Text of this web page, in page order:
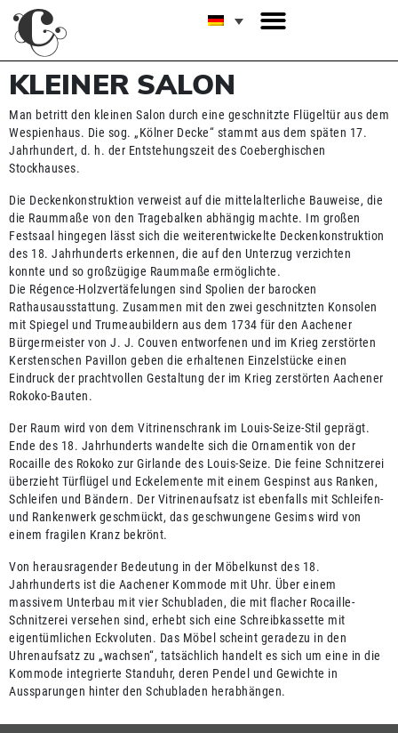
KLEINER SALON
Man betritt den kleinen Salon durch eine geschnitzte Flügeltür aus dem
Wespienhaus. Die sog. „Kölner Decke“ stammt aus dem späten 17.
Jahrhundert, d. h. der Entstehungszeit des Coeberghischen
Stockhauses.
Die Deckenkonstruktion verweist auf die mittelalterliche Bauweise, die
die Raummaße von den Tragebalken abhängig machte. Im großen
Festsaal hingegen lässt sich die weiterentwickelte Deckenkonstruktion
des 18. Jahrhunderts erkennen, die auf den Unterzug verzichten
konnte und so großzügige Raummaße ermöglichte.
Die Régence-Holzvertäfelungen sind Spolien der barocken
Rathausausstattung. Zusammen mit den zwei geschnitzten Konsolen
mit Spiegel und Trumeaubildern aus dem 1734 für den Aachener
Bürgermeister von J. J. Couven entworfenen und im Krieg zerstörten
Kerstenschen Pavillon geben die erhaltenen Einzelstücke einen
Eindruck der prachtvollen Gestaltung der im Krieg zerstörten Aachener
Rokoko-Bauten.
Der Raum wird von dem Vitrinenschrank im Louis-Seize-Stil geprägt.
Ende des 18. Jahrhunderts wandelte sich die Ornamentik von der
Rocaille des Rokoko zur Girlande des Louis-Seize. Die feine Schnitzerei
überzieht Türflügel und Eckelemente mit einem Gespinst aus Ranken,
Schleifen und Bändern. Der Vitrinenaufsatz ist ebenfalls mit Schleifen-
und Rankenwerk geschmückt, das geschwungene Gesims wird von
einem fragilen Kranz bekrönt.
Von herausragender Bedeutung in der Möbelkunst des 18.
Jahrhunderts ist die Aachener Kommode mit Uhr. Über einem
massivem Unterbau mit vier Schubladen, die mit flacher Rocaille-
Schnitzerei versehen sind, erhebt sich eine Schreibkassette mit
eigentümlichen Eckvoluten. Das Möbel scheint geradezu in den
Uhrenaufsatz zu „wachsen“, tatsächlich handelt es sich um eine in die
Kommode integrierte Standuhr, deren Pendel und Gewichte in
Aussparungen hinter den Schubladen herabhängen.